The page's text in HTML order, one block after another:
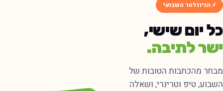
⚡ הניוזלטר השבועי
יום שישי,
לתיבה.
מהכתבות הטובות של
טיפ וטרינרי, ושאלה